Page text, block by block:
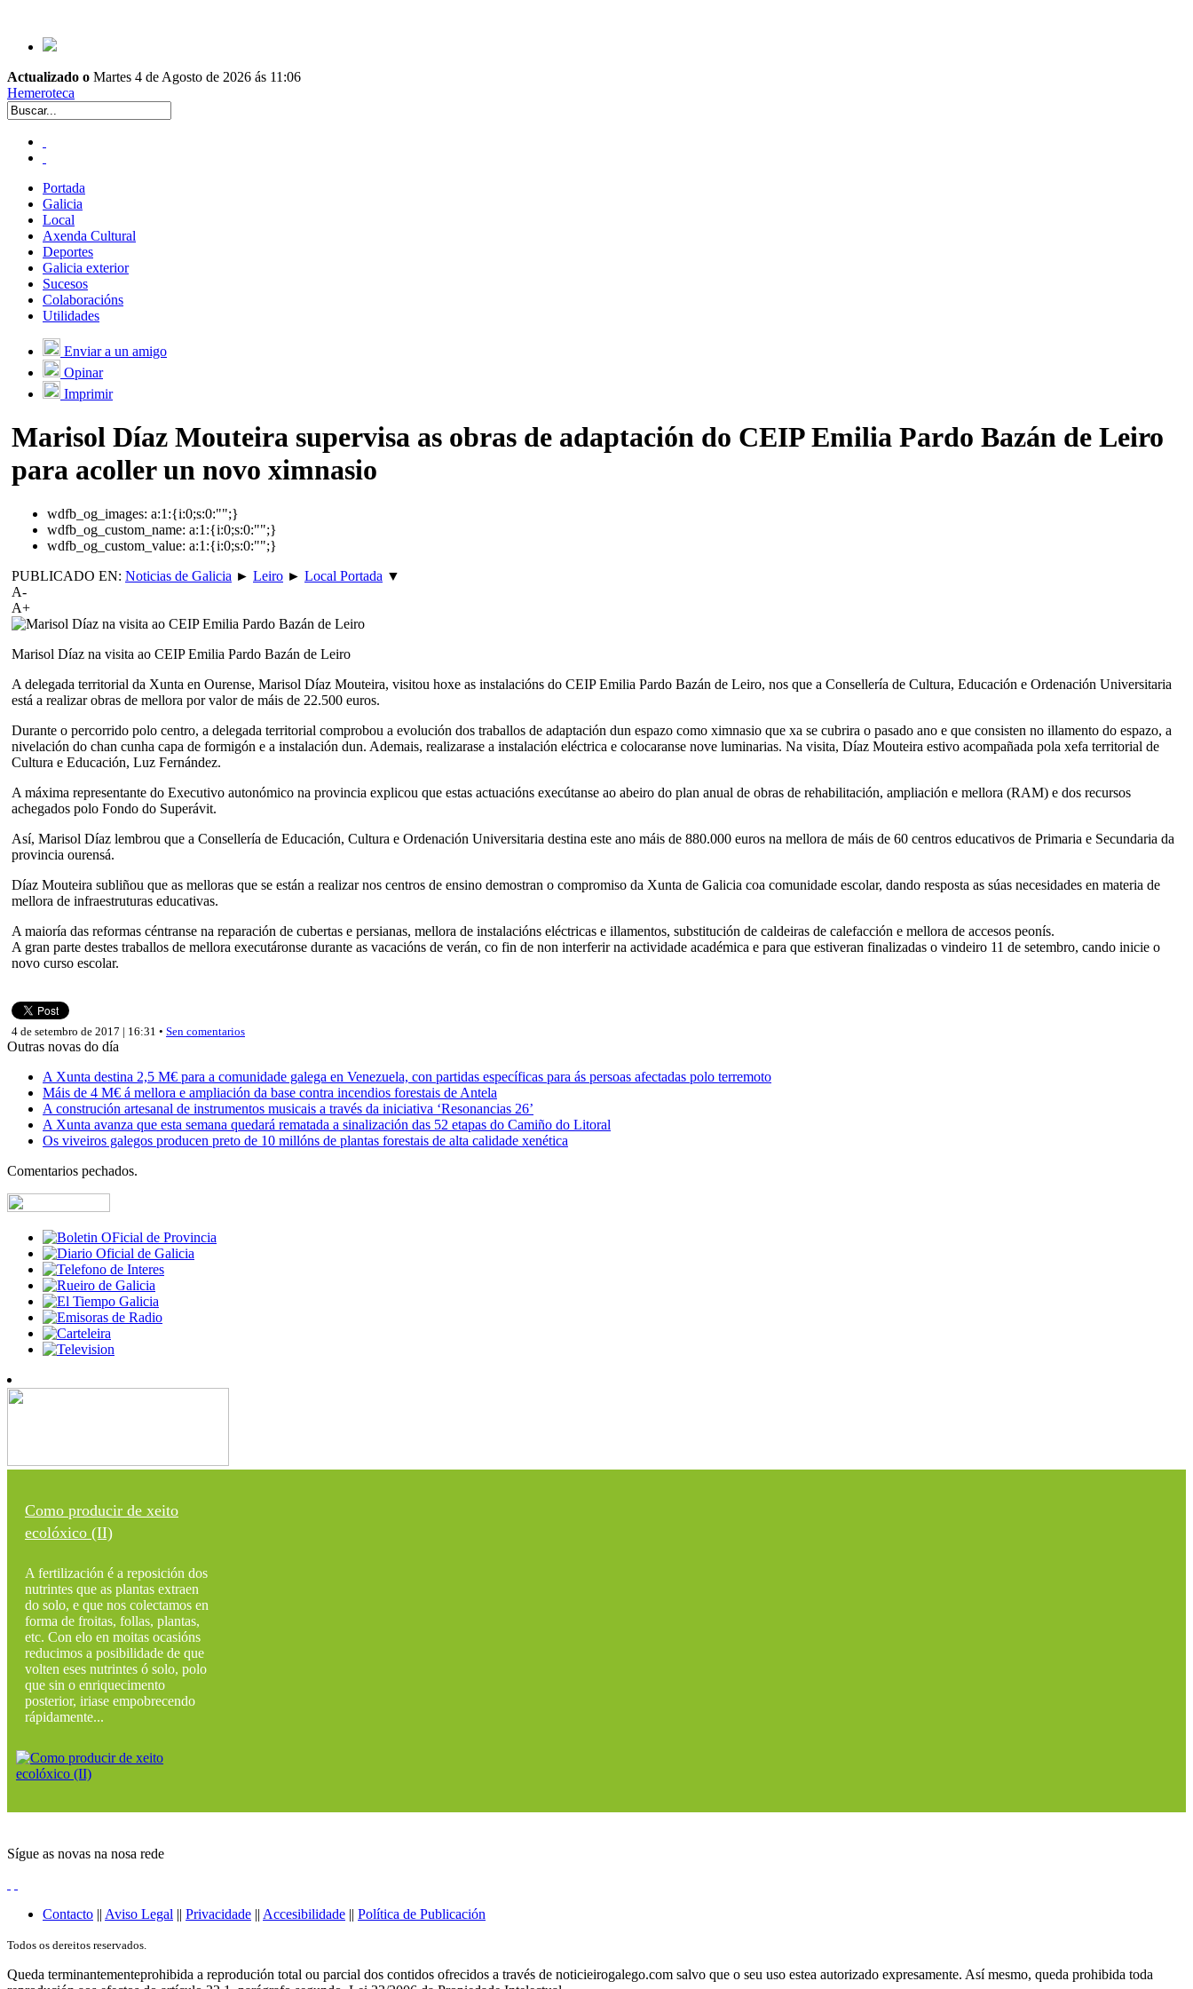
Actualizado o Martes 4 de Agosto de 2026 ás 11:06
Hemeroteca
Portada
Galicia
Local
Axenda Cultural
Deportes
Galicia exterior
Sucesos
Colaboracións
Utilidades
Enviar a un amigo
Opinar
Imprimir
Marisol Díaz Mouteira supervisa as obras de adaptación do CEIP Emilia Pardo Bazán de Leiro
para acoller un novo ximnasio
wdfb_og_images: a:1:{i:0;s:0:"";}
wdfb_og_custom_name: a:1:{i:0;s:0:"";}
wdfb_og_custom_value: a:1:{i:0;s:0:"";}
PUBLICADO EN: Noticias de Galicia ► Leiro ► Local Portada ▼
A-
A+
Marisol Díaz na visita ao CEIP Emilia Pardo Bazán de Leiro
A delegada territorial da Xunta en Ourense, Marisol Díaz Mouteira, visitou hoxe as instalacións do CEIP Emilia Pardo Bazán de Leiro, nos que a Consellería de Cultura, Educación e Ordenación Universitaria
está a realizar obras de mellora por valor de máis de 22.500 euros.
Durante o percorrido polo centro, a delegada territorial comprobou a evolución dos traballos de adaptación dun espazo como ximnasio que xa se cubrira o pasado ano e que consisten no illamento do espazo, a
nivelación do chan cunha capa de formigón e a instalación dun. Ademais, realizarase a instalación eléctrica e colocaranse nove luminarias. Na visita, Díaz Mouteira estivo acompañada pola xefa territorial de
Cultura e Educación, Luz Fernández.
A máxima representante do Executivo autonómico na provincia explicou que estas actuacións execútanse ao abeiro do plan anual de obras de rehabilitación, ampliación e mellora (RAM) e dos recursos
achegados polo Fondo do Superávit.
Así, Marisol Díaz lembrou que a Consellería de Educación, Cultura e Ordenación Universitaria destina este ano máis de 880.000 euros na mellora de máis de 60 centros educativos de Primaria e Secundaria da
provincia ourensá.
Díaz Mouteira subliñou que as melloras que se están a realizar nos centros de ensino demostran o compromiso da Xunta de Galicia coa comunidade escolar, dando resposta as súas necesidades en materia de
mellora de infraestruturas educativas.
A maioría das reformas céntranse na reparación de cubertas e persianas, mellora de instalacións eléctricas e illamentos, substitución de caldeiras de calefacción e mellora de accesos peonís.
A gran parte destes traballos de mellora executáronse durante as vacacións de verán, co fin de non interferir na actividade académica e para que estiveran finalizadas o vindeiro 11 de setembro, cando inicie o
novo curso escolar.
4 de setembro de 2017 | 16:31 • Sen comentarios
Outras novas do día
A Xunta destina 2,5 M€ para a comunidade galega en Venezuela, con partidas específicas para ás persoas afectadas polo terremoto
Máis de 4 M€ á mellora e ampliación da base contra incendios forestais de Antela
A construción artesanal de instrumentos musicais a través da iniciativa ‘Resonancias 26’
A Xunta avanza que esta semana quedará rematada a sinalización das 52 etapas do Camiño do Litoral
Os viveiros galegos producen preto de 10 millóns de plantas forestais de alta calidade xenética
Comentarios pechados.
Como producir de xeito
ecolóxico (II)
A fertilización é a reposición dos
nutrintes que as plantas extraen
do solo, e que nos colectamos en
forma de froitas, follas, plantas,
etc. Con elo en moitas ocasións
reducimos a posibilidade de que
volten eses nutrintes ó solo, polo
que sin o enriquecimento
posterior, iriase empobrecendo
rápidamente...
Sígue as novas na nosa rede
Contacto || Aviso Legal || Privacidade || Accesibilidade || Política de Publicación
Todos os dereitos reservados.
Queda terminantementeprohibida a reprodución total ou parcial dos contidos ofrecidos a través de noticieirogalego.com salvo que o seu uso estea autorizado expresamente. Así mesmo, queda prohibida toda